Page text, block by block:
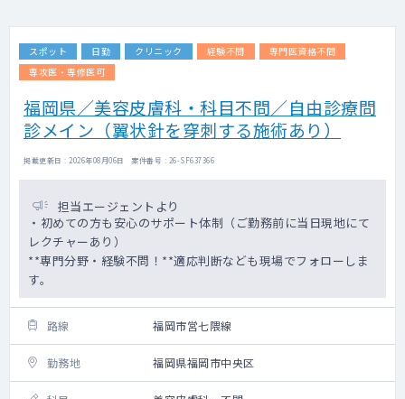
スポット 日勤 クリニック 経験不問
専門医資格不問
専攻医・専修医可
福岡県／美容皮膚科・科目不問／自由診療問
診メイン（翼状針を穿刺する施術あり）
掲載更新日 : 2026年08月06日 案件番号 : 26-SF637366
担当エージェントより
・初めての方も安心のサポート体制（ご勤務前に当日現地にて
レクチャーあり）
**専門分野・経験不問！**適応判断なども現場でフォローしま
す。
路線 福岡市営七隈線
勤務地 福岡県福岡市中央区